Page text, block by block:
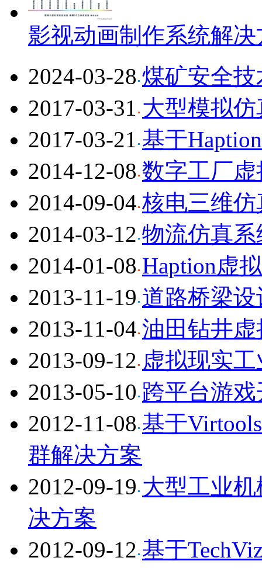
影视动画制作系统解决
2024-03-28 煤矿安全
2017-03-31 大型模拟
2017-03-21 基于
2014-12-08 数字工厂
2014-09-04 核电三维
2014-03-12 物流仿真
2014-01-08 Haption虚
2013-11-19 道路桥梁
2013-11-04 油田钻井
2013-09-12 虚拟现实
2013-05-10 跨平台游
2012-11-08 基于
群解决方案
2012-09-19 大型工业
决方案
2012-09-12 基于